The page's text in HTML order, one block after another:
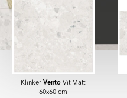
KlinkerVento Vit Matt
60x60 cm